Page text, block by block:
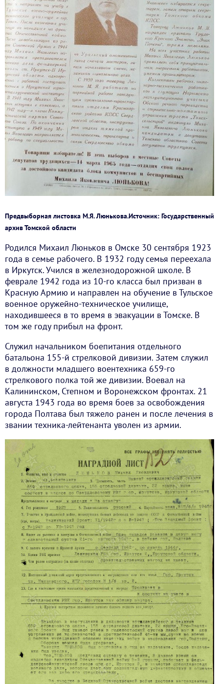
Предвыборная листовка М.Я. Люнькова.Источник: Государственный
архив Томской области
Родился Михаил Люньков в Омске 30 сентября 1923
года в семье рабочего. В 1932 году семья переехала
в Иркутск. Учился в железнодорожной школе. В
феврале 1942 года из 10-го класса был призван в
Красную Армию и направлен на обучение в Тульское
военное оружейно-техническое училище,
находившееся в то время в эвакуации в Томске. В
том же году прибыл на фронт.
Служил начальником боепитания отдельного
батальона 155-й стрелковой дивизии. Затем служил
в должности младшего воентехника 659-го
стрелкового полка той же дивизии. Воевал на
Калининском, Степном и Воронежском фронтах. 21
августа 1943 года во время боев за освобождения
города Полтава был тяжело ранен и после лечения в
звании техника-лейтенанта уволен из армии.